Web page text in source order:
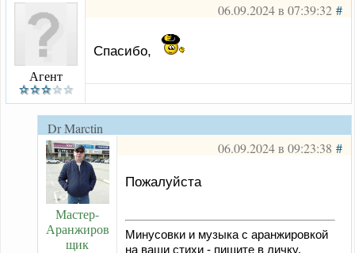
06.09.2024 в 07:39:32#
Агент
Спасибо,
Dr Marctin
06.09.2024 в 09:23:38#
Мастер-
Аранжиров
щик
Пожалуйста
Минусовки и музыка с аранжировкой
на ваши стихи - пишите в личку.